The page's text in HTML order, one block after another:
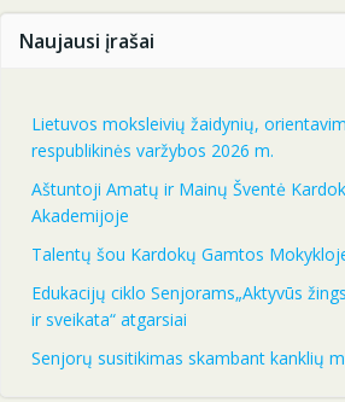
Naujausi įrašai
Lietuvos moksleivių žaidynių,
respublikinės varžybos 2026 m.
Aštuntoji Amatų ir Mainų Šventė
Akademijoje
Talentų šou Kardokų Gamtos
Edukacijų ciklo Senjorams„Aktyvūs
ir sveikata“ atgarsiai
Senjorų susitikimas skambant kanklių